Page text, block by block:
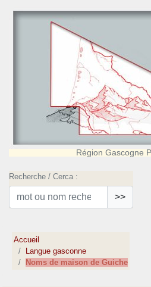
Région Gascogne
Recherche / Cerca :
>>
Accueil
Langue gasconne
Noms de maison de Guiche